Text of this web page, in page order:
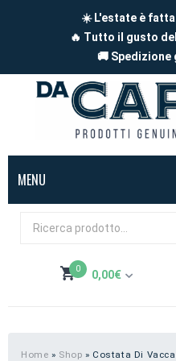
☀️ L'estate è
🔥 Tutto il gusto
🚚 Spedizione
MENU
BOX
FORMAGGI
Pecora
A pezzi
Carne di maiale
BBQ
0 0,00€
Subtotale:
Home » Shop » Costata Di